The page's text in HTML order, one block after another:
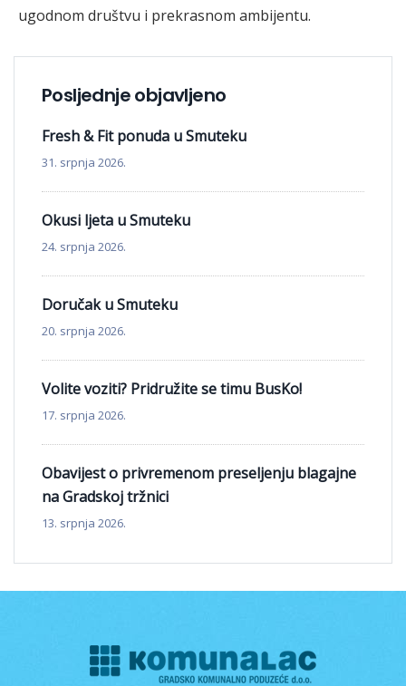
ugodnom društvu i prekrasnom ambijentu.
Posljednje objavljeno
Fresh & Fit ponuda u Smuteku
31. srpnja 2026.
Okusi ljeta u Smuteku
24. srpnja 2026.
Doručak u Smuteku
20. srpnja 2026.
Volite voziti? Pridružite se timu BusKo!
17. srpnja 2026.
Obavijest o privremenom preseljenju blagajne
na Gradskoj tržnici
13. srpnja 2026.